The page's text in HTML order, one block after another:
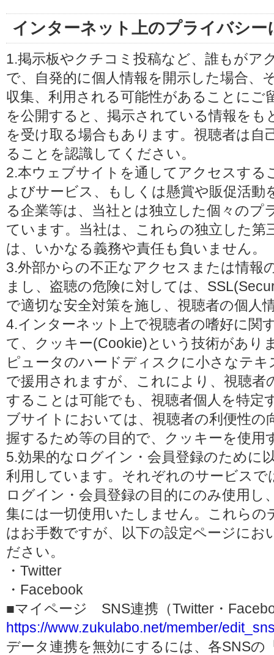
インターネット上のプライバシー
1.掲示板やクチコミ投稿など、誰もがア
で、自発的に個人情報を開示した場合、
収集、利用される可能性があることに
を公開すると、掲示されている情報を
を受け取る場合もあります。視聴者は自
ることを認識してください。
2.本ウェブサイトを通してアクセスする
よびサービス、もしくは懸賞や販促活動
る企業等は、当社とは独立した個々のプ
ています。当社は、これらの独立した第
は、いかなる義務や責任も負いません。
3.外部からの不正なアクセスまたは情報
まし、盗聴の危険に対しては、
で適切な安全対策を施し、視聴者の個人
4.インターネット上で視聴者の嗜好に関
て、クッキー(Cookie)という技術があり
ピュータのハードディスクに小さなテ
で援用されますが、これにより、視聴
することは可能でも、視聴者個人を特定
ブサイトにおいては、視聴者の利便性の
握するため等の目的で、クッキーを使用
5.効果的なログイン・会員登録のために
利用しています。それぞれのサービス
ログイン・会員登録の目的にのみ使用し
集には一切使用いたしません。これらの
はお手数ですが、以下の設定ページにお
ださい。
・Twitter
・Facebook
■マイページ SNS連携（Twitter・
https://www.zukulabo.net/member/
データ連携を無効にするには、各SNSの